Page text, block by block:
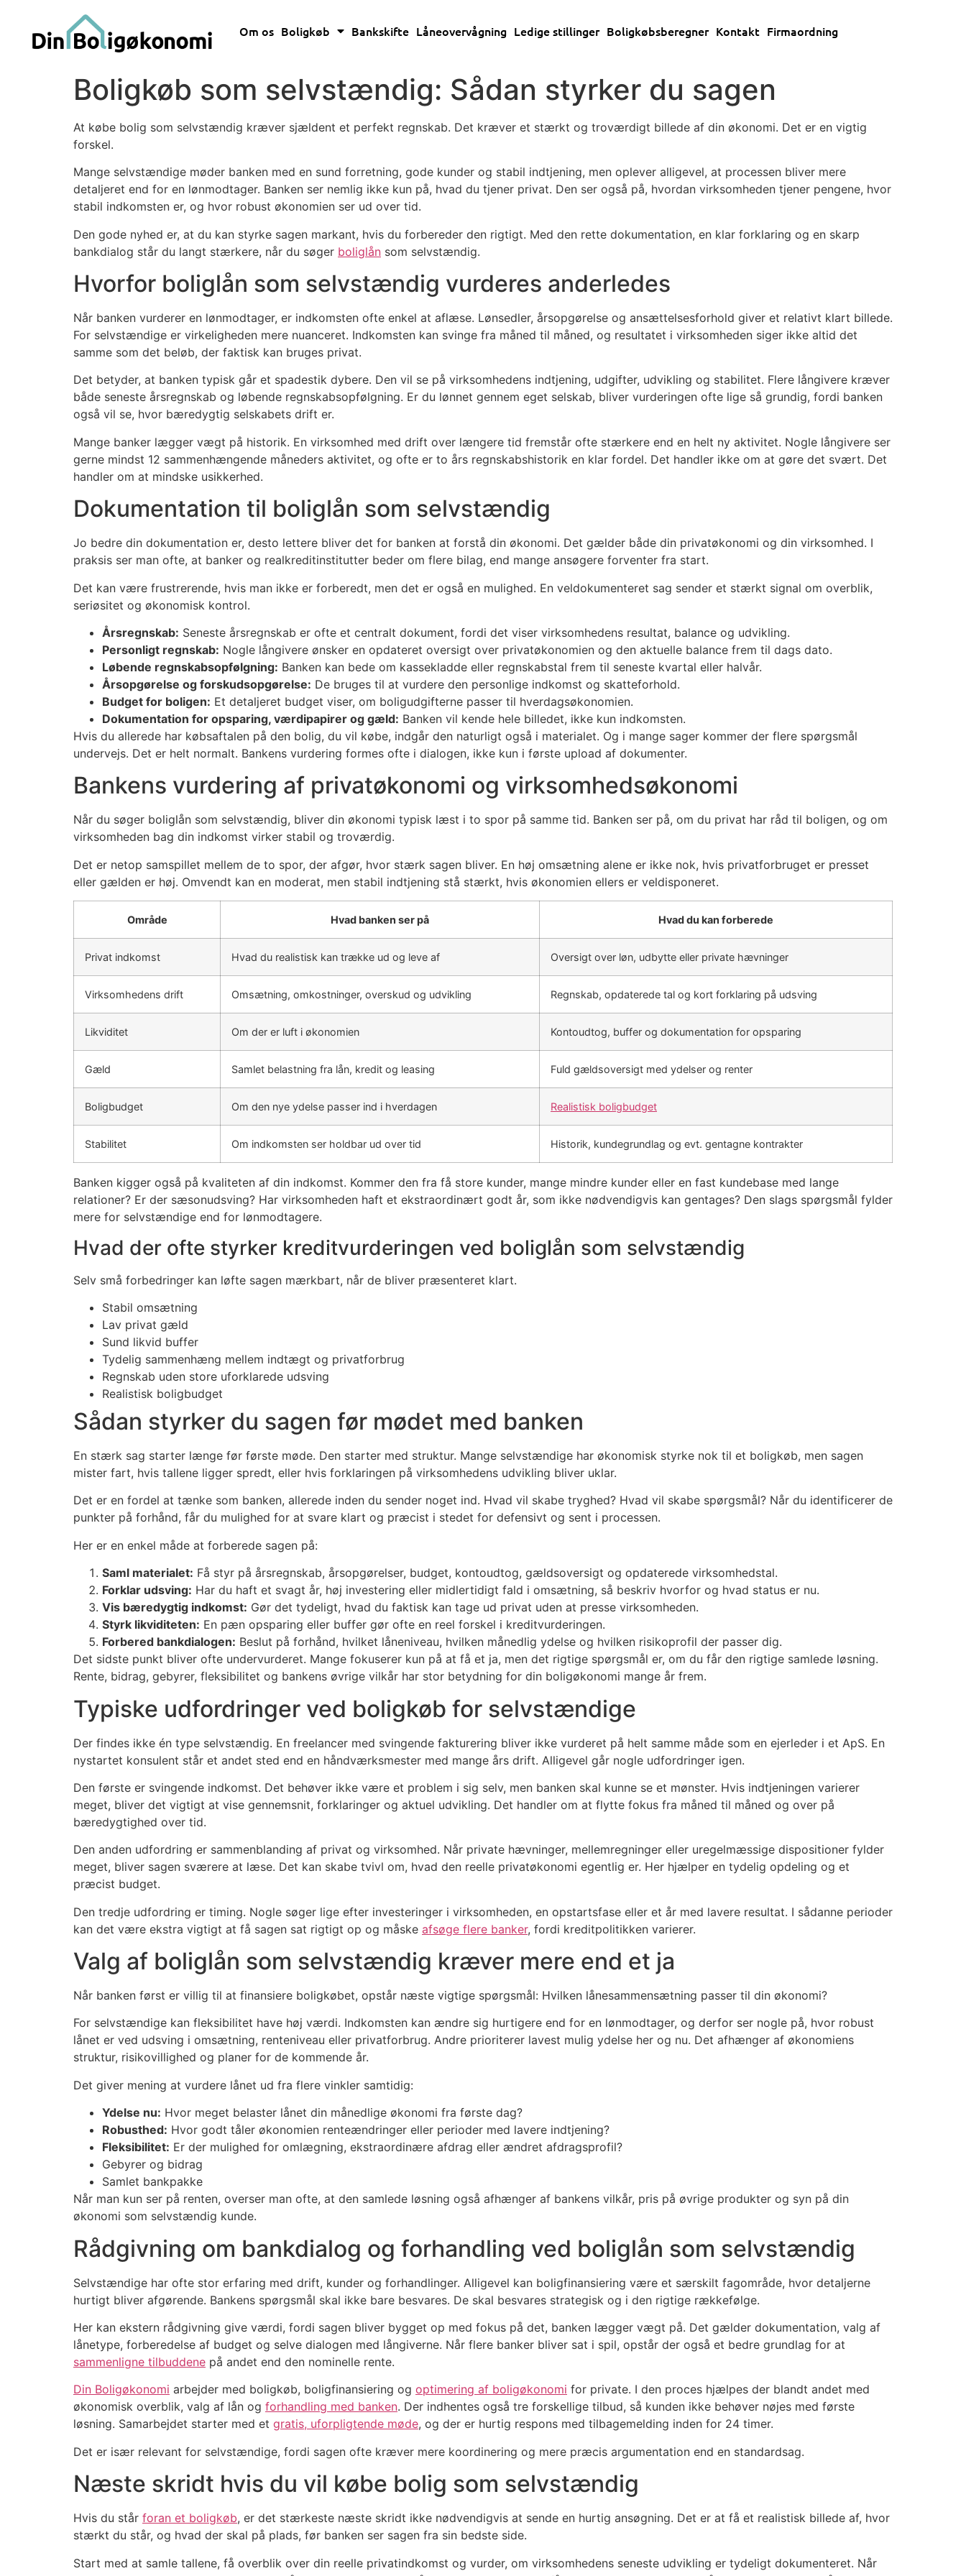
Om os Boligkøb Bankskifte Låneovervågning Ledige stillinger Boligkøbsberegner Kontakt Firmaordning
Boligkøb som selvstændig: Sådan styrker du sagen
At købe bolig som selvstændig kræver sjældent et perfekt regnskab. Det kræver et stærkt og troværdigt billede af din økonomi. Det er en vigtig
forskel.
Mange selvstændige møder banken med en sund forretning, gode kunder og stabil indtjening, men oplever alligevel, at processen bliver mere
detaljeret end for en lønmodtager. Banken ser nemlig ikke kun på, hvad du tjener privat. Den ser også på, hvordan virksomheden tjener pengene, hvor
stabil indkomsten er, og hvor robust økonomien ser ud over tid.
Den gode nyhed er, at du kan styrke sagen markant, hvis du forbereder den rigtigt. Med den rette dokumentation, en klar forklaring og en skarp
bankdialog står du langt stærkere, når du søger boliglån som selvstændig.
Hvorfor boliglån som selvstændig vurderes anderledes
Når banken vurderer en lønmodtager, er indkomsten ofte enkel at aflæse. Lønsedler, årsopgørelse og ansættelsesforhold giver et relativt klart billede.
For selvstændige er virkeligheden mere nuanceret. Indkomsten kan svinge fra måned til måned, og resultatet i virksomheden siger ikke altid det
samme som det beløb, der faktisk kan bruges privat.
Det betyder, at banken typisk går et spadestik dybere. Den vil se på virksomhedens indtjening, udgifter, udvikling og stabilitet. Flere långivere kræver
både seneste årsregnskab og løbende regnskabsopfølgning. Er du lønnet gennem eget selskab, bliver vurderingen ofte lige så grundig, fordi banken
også vil se, hvor bæredygtig selskabets drift er.
Mange banker lægger vægt på historik. En virksomhed med drift over længere tid fremstår ofte stærkere end en helt ny aktivitet. Nogle långivere ser
gerne mindst 12 sammenhængende måneders aktivitet, og ofte er to års regnskabshistorik en klar fordel. Det handler ikke om at gøre det svært. Det
handler om at mindske usikkerhed.
Dokumentation til boliglån som selvstændig
Jo bedre din dokumentation er, desto lettere bliver det for banken at forstå din økonomi. Det gælder både din privatøkonomi og din virksomhed. I
praksis ser man ofte, at banker og realkreditinstitutter beder om flere bilag, end mange ansøgere forventer fra start.
Det kan være frustrerende, hvis man ikke er forberedt, men det er også en mulighed. En veldokumenteret sag sender et stærkt signal om overblik,
seriøsitet og økonomisk kontrol.
Årsregnskab: Seneste årsregnskab er ofte et centralt dokument, fordi det viser virksomhedens resultat, balance og udvikling.
Personligt regnskab: Nogle långivere ønsker en opdateret oversigt over privatøkonomien og den aktuelle balance frem til dags dato.
Løbende regnskabsopfølgning: Banken kan bede om kassekladde eller regnskabstal frem til seneste kvartal eller halvår.
Årsopgørelse og forskudsopgørelse: De bruges til at vurdere den personlige indkomst og skatteforhold.
Budget for boligen: Et detaljeret budget viser, om boligudgifterne passer til hverdagsøkonomien.
Dokumentation for opsparing, værdipapirer og gæld: Banken vil kende hele billedet, ikke kun indkomsten.
Hvis du allerede har købsaftalen på den bolig, du vil købe, indgår den naturligt også i materialet. Og i mange sager kommer der flere spørgsmål
undervejs. Det er helt normalt. Bankens vurdering formes ofte i dialogen, ikke kun i første upload af dokumenter.
Bankens vurdering af privatøkonomi og virksomhedsøkonomi
Når du søger boliglån som selvstændig, bliver din økonomi typisk læst i to spor på samme tid. Banken ser på, om du privat har råd til boligen, og om
virksomheden bag din indkomst virker stabil og troværdig.
Det er netop samspillet mellem de to spor, der afgør, hvor stærk sagen bliver. En høj omsætning alene er ikke nok, hvis privatforbruget er presset
eller gælden er høj. Omvendt kan en moderat, men stabil indtjening stå stærkt, hvis økonomien ellers er veldisponeret.
Område Hvad banken ser på Hvad du kan forberede
Privat indkomst Hvad du realistisk kan trække ud og leve af Oversigt over løn, udbytte eller private hævninger
Virksomhedens drift Omsætning, omkostninger, overskud og udvikling Regnskab, opdaterede tal og kort forklaring på udsving
Likviditet Om der er luft i økonomien Kontoudtog, buffer og dokumentation for opsparing
Gæld Samlet belastning fra lån, kredit og leasing Fuld gældsoversigt med ydelser og renter
Boligbudget Om den nye ydelse passer ind i hverdagen Realistisk boligbudget
Stabilitet Om indkomsten ser holdbar ud over tid Historik, kundegrundlag og evt. gentagne kontrakter
Banken kigger også på kvaliteten af din indkomst. Kommer den fra få store kunder, mange mindre kunder eller en fast kundebase med lange
relationer? Er der sæsonudsving? Har virksomheden haft et ekstraordinært godt år, som ikke nødvendigvis kan gentages? Den slags spørgsmål fylder
mere for selvstændige end for lønmodtagere.
Hvad der ofte styrker kreditvurderingen ved boliglån som selvstændig
Selv små forbedringer kan løfte sagen mærkbart, når de bliver præsenteret klart.
Stabil omsætning
Lav privat gæld
Sund likvid buffer
Tydelig sammenhæng mellem indtægt og privatforbrug
Regnskab uden store uforklarede udsving
Realistisk boligbudget
Sådan styrker du sagen før mødet med banken
En stærk sag starter længe før første møde. Den starter med struktur. Mange selvstændige har økonomisk styrke nok til et boligkøb, men sagen
mister fart, hvis tallene ligger spredt, eller hvis forklaringen på virksomhedens udvikling bliver uklar.
Det er en fordel at tænke som banken, allerede inden du sender noget ind. Hvad vil skabe tryghed? Hvad vil skabe spørgsmål? Når du identificerer de
punkter på forhånd, får du mulighed for at svare klart og præcist i stedet for defensivt og sent i processen.
Her er en enkel måde at forberede sagen på:
Saml materialet: Få styr på årsregnskab, årsopgørelser, budget, kontoudtog, gældsoversigt og opdaterede virksomhedstal.
Forklar udsving: Har du haft et svagt år, høj investering eller midlertidigt fald i omsætning, så beskriv hvorfor og hvad status er nu.
Vis bæredygtig indkomst: Gør det tydeligt, hvad du faktisk kan tage ud privat uden at presse virksomheden.
Styrk likviditeten: En pæn opsparing eller buffer gør ofte en reel forskel i kreditvurderingen.
Forbered bankdialogen: Beslut på forhånd, hvilket låneniveau, hvilken månedlig ydelse og hvilken risikoprofil der passer dig.
Det sidste punkt bliver ofte undervurderet. Mange fokuserer kun på at få et ja, men det rigtige spørgsmål er, om du får den rigtige samlede løsning.
Rente, bidrag, gebyrer, fleksibilitet og bankens øvrige vilkår har stor betydning for din boligøkonomi mange år frem.
Typiske udfordringer ved boligkøb for selvstændige
Der findes ikke én type selvstændig. En freelancer med svingende fakturering bliver ikke vurderet på helt samme måde som en ejerleder i et ApS. En
nystartet konsulent står et andet sted end en håndværksmester med mange års drift. Alligevel går nogle udfordringer igen.
Den første er svingende indkomst. Det behøver ikke være et problem i sig selv, men banken skal kunne se et mønster. Hvis indtjeningen varierer
meget, bliver det vigtigt at vise gennemsnit, forklaringer og aktuel udvikling. Det handler om at flytte fokus fra måned til måned og over på
bæredygtighed over tid.
Den anden udfordring er sammenblanding af privat og virksomhed. Når private hævninger, mellemregninger eller uregelmæssige dispositioner fylder
meget, bliver sagen sværere at læse. Det kan skabe tvivl om, hvad den reelle privatøkonomi egentlig er. Her hjælper en tydelig opdeling og et
præcist budget.
Den tredje udfordring er timing. Nogle søger lige efter investeringer i virksomheden, en opstartsfase eller et år med lavere resultat. I sådanne perioder
kan det være ekstra vigtigt at få sagen sat rigtigt op og måske afsøge flere banker, fordi kreditpolitikken varierer.
Valg af boliglån som selvstændig kræver mere end et ja
Når banken først er villig til at finansiere boligkøbet, opstår næste vigtige spørgsmål: Hvilken lånesammensætning passer til din økonomi?
For selvstændige kan fleksibilitet have høj værdi. Indkomsten kan ændre sig hurtigere end for en lønmodtager, og derfor ser nogle på, hvor robust
lånet er ved udsving i omsætning, renteniveau eller privatforbrug. Andre prioriterer lavest mulig ydelse her og nu. Det afhænger af økonomiens
struktur, risikovillighed og planer for de kommende år.
Det giver mening at vurdere lånet ud fra flere vinkler samtidig:
Ydelse nu: Hvor meget belaster lånet din månedlige økonomi fra første dag?
Robusthed: Hvor godt tåler økonomien renteændringer eller perioder med lavere indtjening?
Fleksibilitet: Er der mulighed for omlægning, ekstraordinære afdrag eller ændret afdragsprofil?
Gebyrer og bidrag
Samlet bankpakke
Når man kun ser på renten, overser man ofte, at den samlede løsning også afhænger af bankens vilkår, pris på øvrige produkter og syn på din
økonomi som selvstændig kunde.
Rådgivning om bankdialog og forhandling ved boliglån som selvstændig
Selvstændige har ofte stor erfaring med drift, kunder og forhandlinger. Alligevel kan boligfinansiering være et særskilt fagområde, hvor detaljerne
hurtigt bliver afgørende. Bankens spørgsmål skal ikke bare besvares. De skal besvares strategisk og i den rigtige rækkefølge.
Her kan ekstern rådgivning give værdi, fordi sagen bliver bygget op med fokus på det, banken lægger vægt på. Det gælder dokumentation, valg af
lånetype, forberedelse af budget og selve dialogen med långiverne. Når flere banker bliver sat i spil, opstår der også et bedre grundlag for at
sammenligne tilbuddene på andet end den nominelle rente.
Din Boligøkonomi arbejder med boligkøb, boligfinansiering og optimering af boligøkonomi for private. I den proces hjælpes der blandt andet med
økonomisk overblik, valg af lån og forhandling med banken. Der indhentes også tre forskellige tilbud, så kunden ikke behøver nøjes med første
løsning. Samarbejdet starter med et gratis, uforpligtende møde, og der er hurtig respons med tilbagemelding inden for 24 timer.
Det er især relevant for selvstændige, fordi sagen ofte kræver mere koordinering og mere præcis argumentation end en standardsag.
Næste skridt hvis du vil købe bolig som selvstændig
Hvis du står foran et boligkøb, er det stærkeste næste skridt ikke nødvendigvis at sende en hurtig ansøgning. Det er at få et realistisk billede af, hvor
stærkt du står, og hvad der skal på plads, før banken ser sagen fra sin bedste side.
Start med at samle tallene, få overblik over din reelle privatindkomst og vurder, om virksomhedens seneste udvikling er tydeligt dokumenteret. Når